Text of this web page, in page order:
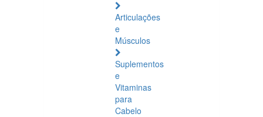
Articulações
e
Músculos
Suplementos
e
Vitaminas
para
Cabelo